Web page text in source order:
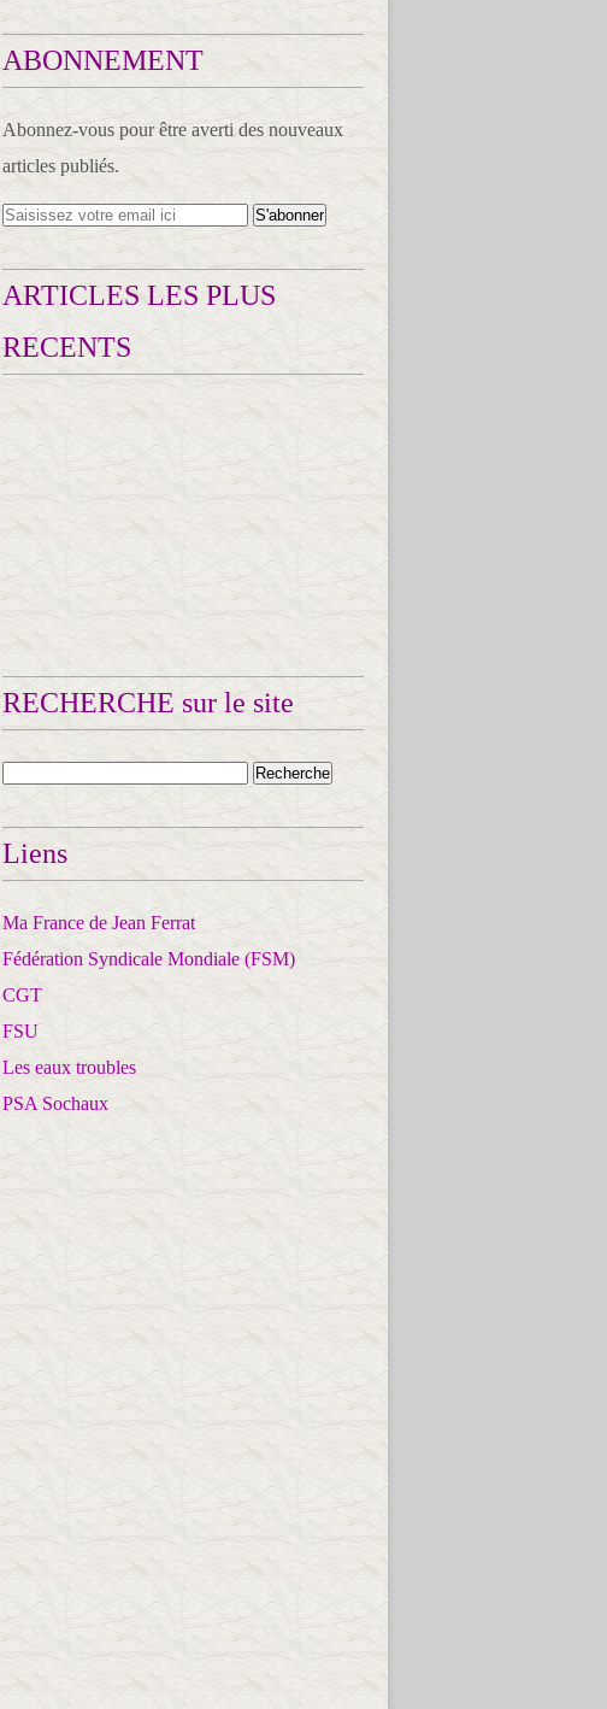
ABONNEMENT
Abonnez-vous pour être averti des nouveaux
articles publiés.
ARTICLES LES PLUS
RECENTS
RECHERCHE sur le site
Liens
Ma France de Jean Ferrat
Fédération Syndicale Mondiale (FSM)
CGT
FSU
Les eaux troubles
PSA Sochaux